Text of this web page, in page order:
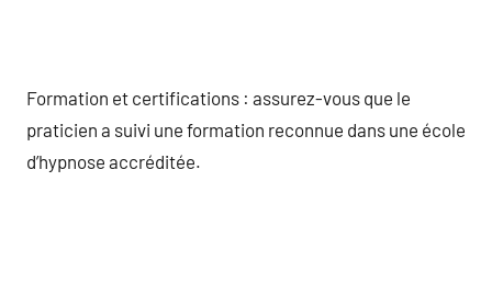
Formation et certifications : assurez-vous que le
praticien a suivi une formation reconnue dans une école
d’hypnose accréditée.